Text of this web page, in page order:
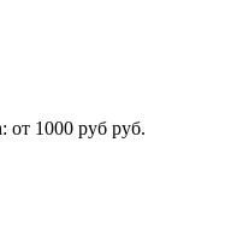
от 1000 руб руб.